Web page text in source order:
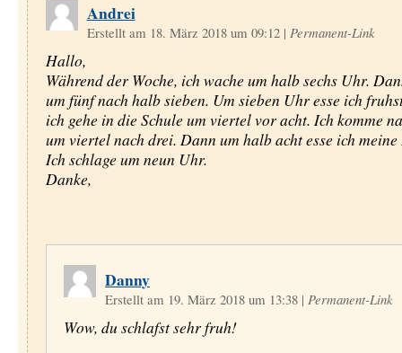
Andrei
Erstellt am 18. März 2018 um 09:12 | Permanent-Link
Hallo,
Während der Woche, ich wache um halb sechs Uhr.
um fünf nach halb sieben. Um sieben Uhr esse ich
ich gehe in die Schule um viertel vor acht. Ich komme
um viertel nach drei. Dann um halb acht esse ich meine
Ich schlage um neun Uhr.
Danke,
Danny
Erstellt am 19. März 2018 um 13:38 | Permanent-Link
Wow, du schlafst sehr fruh!